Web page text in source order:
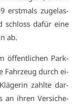
erst­mals zu­ge­las­
schloss da­für ei­ne
ab.
öf­fent­li­chen Park­
Fahr­zeug durch ei­
zahl­te dar­
an ih­ren Ver­si­che­